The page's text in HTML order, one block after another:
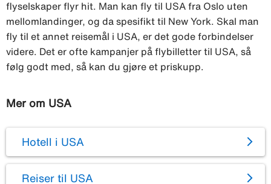
flyselskaper flyr hit. Man kan fly til USA fra Oslo uten
mellomlandinger, og da spesifikt til New York. Skal man
fly til et annet reisemål i USA, er det gode forbindelser
videre. Det er ofte kampanjer på flybilletter til USA, så
følg godt med, så kan du gjøre et priskupp.
Mer om USA
Hotell i USA
Reiser til USA